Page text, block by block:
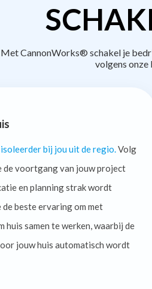
Met CannonWorks® schakel je
volgens
bij jou uit de regio. Volg
de voortgang van jouw project
en planning strak wordt
beste ervaring om met
huis samen te werken, waarbij de
jouw huis automatisch wordt